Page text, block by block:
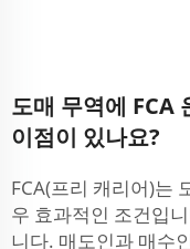
도매 무역에 FCA
이점이 있나요?
FCA(프리 캐리어)는
우 효과적인 조건입
니다. 매도인과 매수